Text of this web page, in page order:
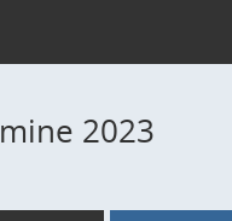
2023